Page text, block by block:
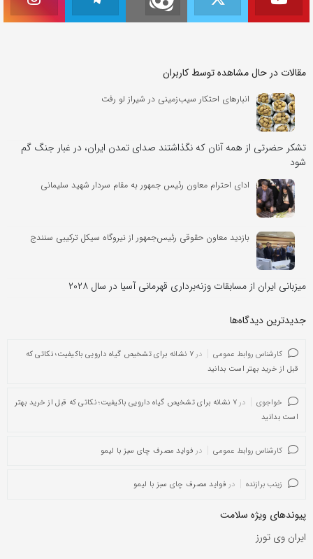
مقالات در حال مشاهده توسط کاربران
انبارهای احتکار سیب‌زمینی در شیراز لو رفت
تشکر حضرتی از همه آنان که نگذاشتند صدای تمدن ایران، در غبار جنگ گم
شود
ادای احترام معاون رئیس جمهور به مقام سردار شهید سلیمانی
بازدید معاون حقوقی رئیس‌جمهور از نیروگاه سیکل ترکیبی سنندج
میزبانی ایران از مسابقات وزنه‌برداری قهرمانی آسیا در سال ۲۰۲۸
جدیدترین دیدگاه‌‌ها
کارشناس روابط عمومی در
۷ نشانه برای تشخیص گیاه دارویی باکیفیت؛ نکاتی که
قبل از خرید بهتر است بدانید
خواجوی در
۷ نشانه برای تشخیص گیاه دارویی باکیفیت؛ نکاتی که قبل از خرید بهتر
است بدانید
کارشناس روابط عمومی در فواید مصرف چای سبز با لیمو
زینب برازنده در فواید مصرف چای سبز با لیمو
پیوندهای ویژه سلامت
ایران وی تورز